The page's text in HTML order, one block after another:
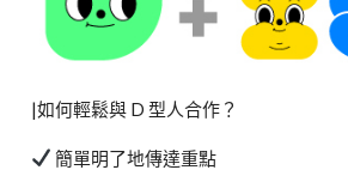
|如何輕鬆與 D 型人合作？
簡單明了地傳達重點